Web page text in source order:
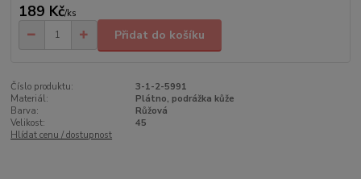
189 Kč/ks
Přidat do košíku
Číslo produktu:
3-1-2-5991
Materiál:
Plátno, podrážka kůže
Barva:
Růžová
Velikost:
45
Hlídat cenu / dostupnost